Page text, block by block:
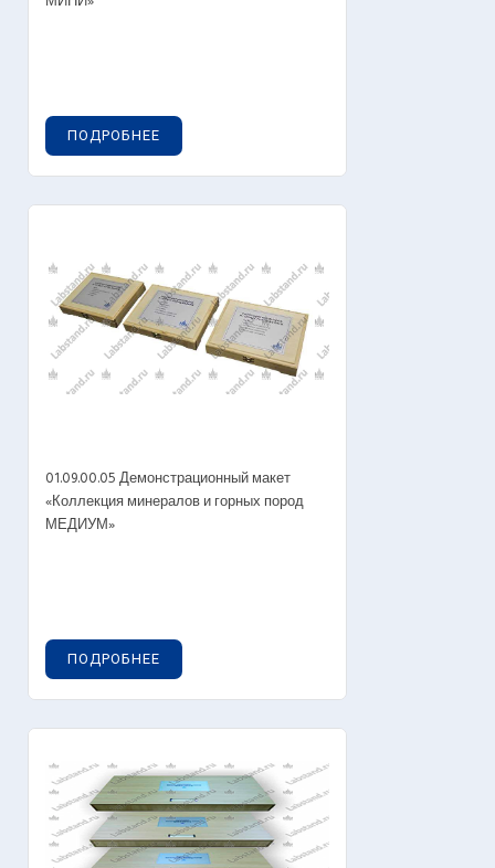
ПОДРОБНЕЕ
01.09.00.05 Демонстрационный макет
«Коллекция минералов и горных пород
МЕДИУМ»
ПОДРОБНЕЕ